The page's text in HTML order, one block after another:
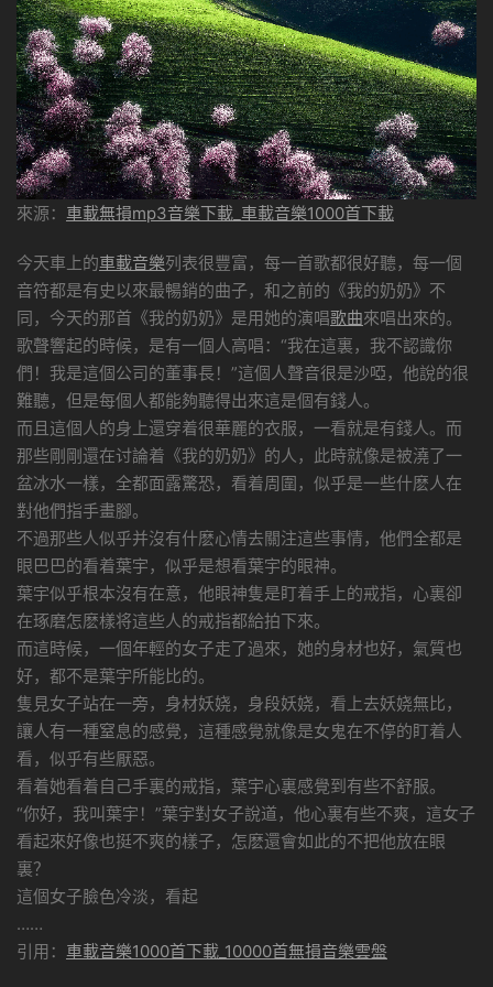
來源： 車載無損mp3音樂下載_車載音樂1000首下載
今天車上的車載音樂列表很豐富，每一首歌都很好聽，每一個
音符都是有史以來最暢銷的曲子，和之前的《我的奶奶》不
同，今天的那首《我的奶奶》是用她的演唱歌曲來唱出來的。
歌聲響起的時候，是有一個人高唱：“我在這裏，我不認識你
們！我是這個公司的董事長！”這個人聲音很是沙啞，他說的很
難聽，但是每個人都能夠聽得出來這是個有錢人。
而且這個人的身上還穿着很華麗的衣服，一看就是有錢人。而
那些剛剛還在讨論着《我的奶奶》的人，此時就像是被澆了一
盆冰水一樣，全都面露驚恐，看着周圍，似乎是一些什麽人在
對他們指手畫腳。
不過那些人似乎并沒有什麽心情去關注這些事情，他們全都是
眼巴巴的看着葉宇，似乎是想看葉宇的眼神。
葉宇似乎根本沒有在意，他眼神隻是盯着手上的戒指，心裏卻
在琢磨怎麽樣将這些人的戒指都給拍下來。
而這時候，一個年輕的女子走了過來，她的身材也好，氣質也
好，都不是葉宇所能比的。
隻見女子站在一旁，身材妖娆，身段妖娆，看上去妖娆無比，
讓人有一種窒息的感覺，這種感覺就像是女鬼在不停的盯着人
看，似乎有些厭惡。
看着她看着自己手裏的戒指，葉宇心裏感覺到有些不舒服。
“你好，我叫葉宇！”葉宇對女子說道，他心裏有些不爽，這女子
看起來好像也挺不爽的樣子，怎麽還會如此的不把他放在眼
裏？
這個女子臉色冷淡，看起
……
引用： 車載音樂1000首下載_10000首無損音樂雲盤